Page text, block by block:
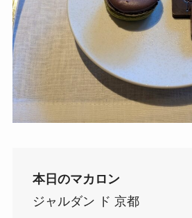
本日のマカロン
ジャルダン ド 京都